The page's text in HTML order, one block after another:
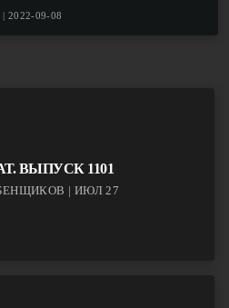
09-08
ВЫПУСК 1101
| ИЮЛ 27